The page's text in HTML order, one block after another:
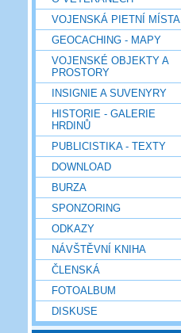
VOJENSKÁ PIETNÍ MÍSTA
GEOCACHING - MAPY
VOJENSKÉ OBJEKTY A
PROSTORY
INSIGNIE A SUVENYRY
HISTORIE - GALERIE
HRDINŮ
PUBLICISTIKA - TEXTY
DOWNLOAD
BURZA
SPONZORING
ODKAZY
NÁVŠTĚVNÍ KNIHA
ČLENSKÁ
FOTOALBUM
DISKUSE